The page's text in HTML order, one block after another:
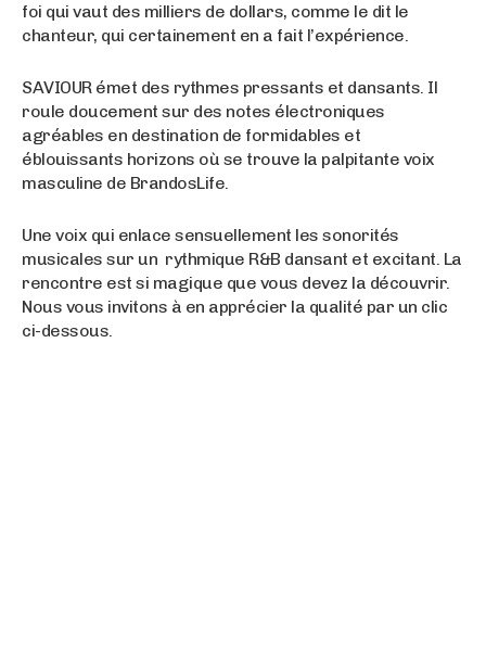
foi qui vaut des milliers de dollars, comme le dit le
chanteur, qui certainement en a fait l’expérience.
SAVIOUR émet des rythmes pressants et dansants. Il
roule doucement sur des notes électroniques
agréables en destination de formidables et
éblouissants horizons où se trouve la palpitante voix
masculine de BrandosLife.
Une voix qui enlace sensuellement les sonorités
musicales sur un rythmique R&B dansant et excitant. La
rencontre est si magique que vous devez la découvrir.
Nous vous invitons à en apprécier la qualité par un clic
ci-dessous.